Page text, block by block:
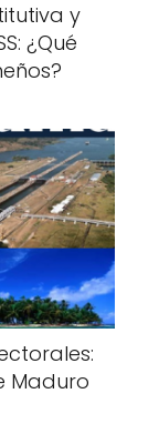
y
¿Qué
Maduro